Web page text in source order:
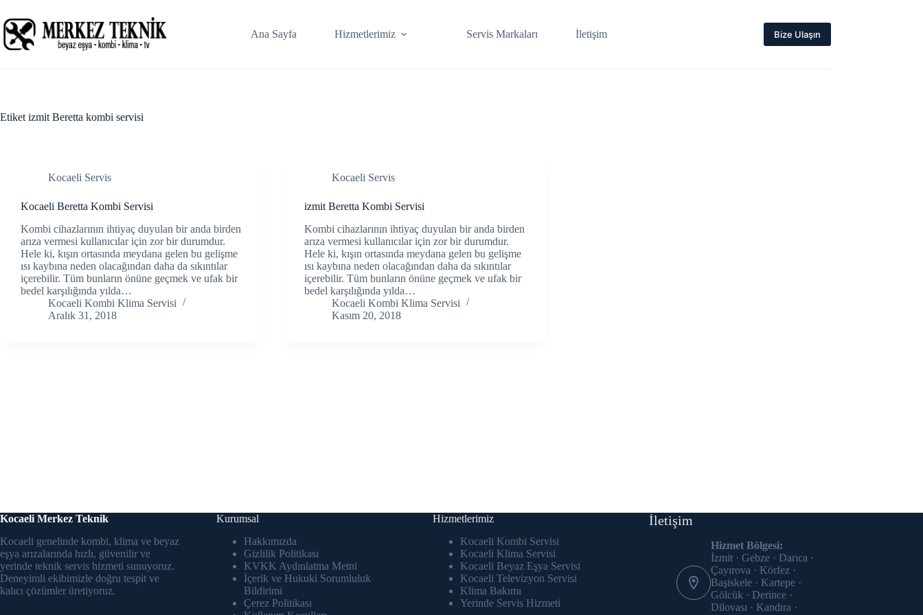
to
content
Ana Sayfa Hizmetlerimiz Servis Markaları İletişim Bize Ulaşın
Etiket izmit Beretta kombi servisi
Kocaeli Servis
Kocaeli Beretta Kombi Servisi
Kombi cihazlarının ihtiyaç duyulan bir anda birden
arıza vermesi kullanıcılar için zor bir durumdur.
Hele ki, kışın ortasında meydana gelen bu gelişme
ısı kaybına neden olacağından daha da sıkıntılar
içerebilir. Tüm bunların önüne geçmek ve ufak bir
bedel karşılığında yılda…
Kocaeli Kombi Klima Servisi
Aralık 31, 2018
Kocaeli Servis
izmit Beretta Kombi Servisi
Kombi cihazlarının ihtiyaç duyulan bir anda birden
arıza vermesi kullanıcılar için zor bir durumdur.
Hele ki, kışın ortasında meydana gelen bu gelişme
ısı kaybına neden olacağından daha da sıkıntılar
içerebilir. Tüm bunların önüne geçmek ve ufak bir
bedel karşılığında yılda…
Kocaeli Kombi Klima Servisi
Kasım 20, 2018
Kocaeli Merkez Teknik
Kocaeli genelinde kombi, klima ve beyaz
eşya arızalarında hızlı, güvenilir ve
yerinde teknik servis hizmeti sunuyoruz.
Deneyimli ekibimizle doğru tespit ve
kalıcı çözümler üretiyoruz.
Kurumsal
Hakkımızda
Gizlilik Politikası
KVKK Aydınlatma Metni
İçerik ve Hukuki Sorumluluk
Bildirimi
Çerez Politikası
Hizmetlerimiz
Kocaeli Kombi Servisi
Kocaeli Klima Servisi
Kocaeli Beyaz Eşya Servisi
Kocaeli Televizyon Servisi
Klima Bakımı
Yerinde Servis Hizmeti
İletişim
Hizmet Bölgesi:
İzmit · Gebze · Darıca ·
Çayırova · Körfez ·
Başiskele · Kartepe ·
Gölcük · Derince ·
Dilovası · Kandıra ·